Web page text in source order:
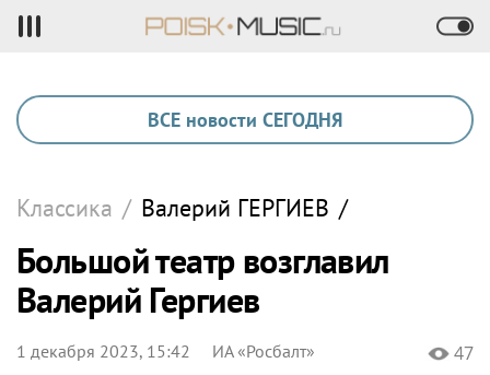
ВСЕ новости СЕГОДНЯ
Классика / Валерий ГЕРГИЕВ /
Большой театр возглавил
Валерий Гергиев
1 декабря 2023, 15:42 ИА «Росбалт» 47